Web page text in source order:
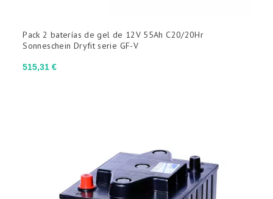
Precio
515,31 €
Pack 2 baterías de gel de 12V 55Ah C20/20Hr
Sonneschein Dryfit serie GF-V